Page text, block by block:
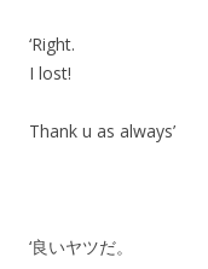
‘Right.
I lost!
Thank u as always’
‘良いヤツだ。